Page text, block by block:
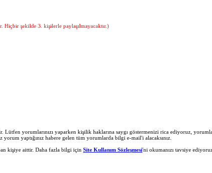
Hiçbir şekilde 3. kişilerle paylaşılmayacaktır.)
yorumlarınızı yaparken kişilik haklarına saygı göstermenizi rica ediyoruz,
yaptığınız habere gelen tüm yorumlarda bilgi e-mail'i alacaksınız.
kişiye aittir. Daha fazla bilgi için Site Kullanım Sözleşmesi'ni okumanızı tavsiye